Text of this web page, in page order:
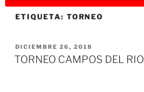
ETIQUETA: TORNEO
DICIEMBRE 26, 2018
TORNEO CAMPOS DEL RIO